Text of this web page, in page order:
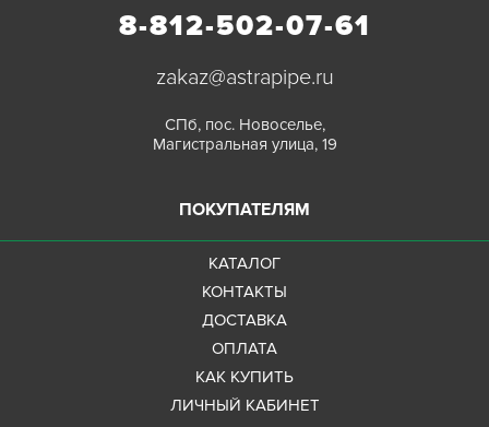
8-812-502-07-61
zakaz@astrapipe.ru
СПб, пос. Новоселье,
Магистральная улица, 19
ПОКУПАТЕЛЯМ
КАТАЛОГ
КОНТАКТЫ
ДОСТАВКА
ОПЛАТА
КАК КУПИТЬ
ЛИЧНЫЙ КАБИНЕТ